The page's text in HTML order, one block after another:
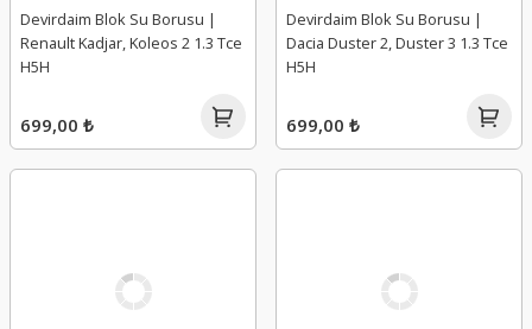
Devirdaim Blok Su Borusu |
Renault Kadjar, Koleos 2 1.3 Tce
H5H
699,00 ₺
Devirdaim Blok Su Borusu |
Dacia Duster 2, Duster 3 1.3 Tce
H5H
699,00 ₺